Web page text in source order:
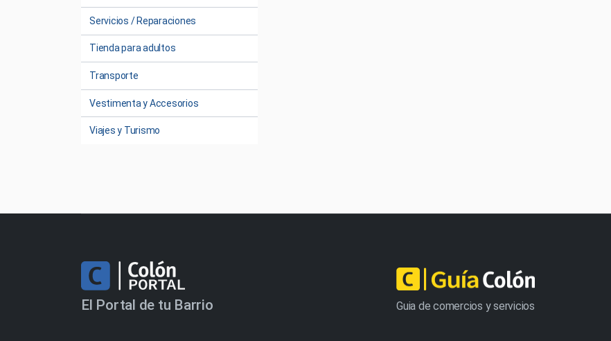
Servicios / Reparaciones
Tienda para adultos
Transporte
Vestimenta y Accesorios
Viajes y Turismo
El Portal de tu Barrio Guia de comercios y servicios